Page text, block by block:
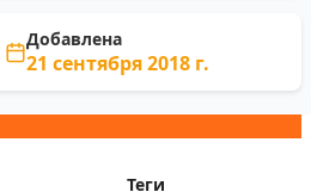
Добавлена
21 сентября 2018 г.
Теги